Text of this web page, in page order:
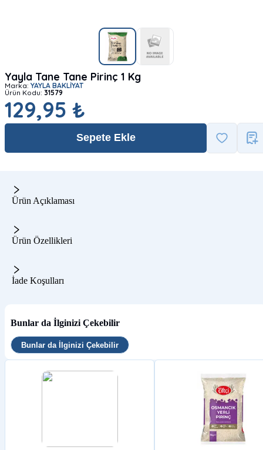
Yayla Tane Tane Pirinç 1 Kg
Marka: YAYLA BAKLİYAT
Ürün Kodu: 31579
129,95 ₺
Sepete Ekle
Ürün Açıklaması
Ürün Özellikleri
İade Koşulları
Bunlar da İlginizi Çekebilir
Bunlar da İlginizi Çekebilir